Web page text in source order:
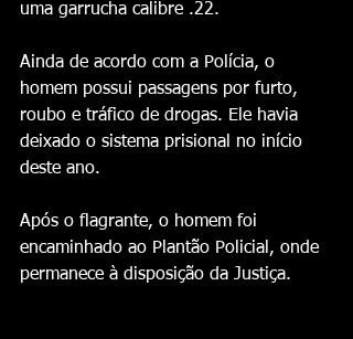
uma garrucha calibre .22.
Ainda de acordo com a Polícia, o
homem possui passagens por furto,
roubo e tráfico de drogas. Ele havia
deixado o sistema prisional no início
deste ano.
Após o flagrante, o homem foi
encaminhado ao Plantão Policial, onde
permanece à disposição da Justiça.